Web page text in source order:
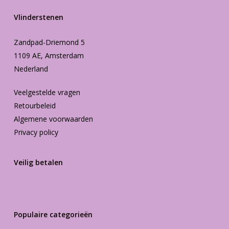
Vlinderstenen
Zandpad-Driemond 5
1109 AE, Amsterdam
Nederland
Veelgestelde vragen
Retourbeleid
Algemene voorwaarden
Privacy policy
Veilig betalen
Populaire categorieën